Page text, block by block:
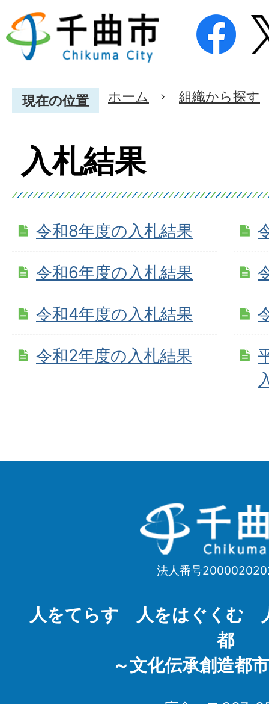
現在の位置 ホーム 組織から探す
入札結果
令和8年度の入札結果
令和6年度の入札結果
令和4年度の入札結果
令和2年度の入札結果
千
曲
Chikuma
法人番号
人をてらす 人をはぐくむ
都
～文化伝承創造都